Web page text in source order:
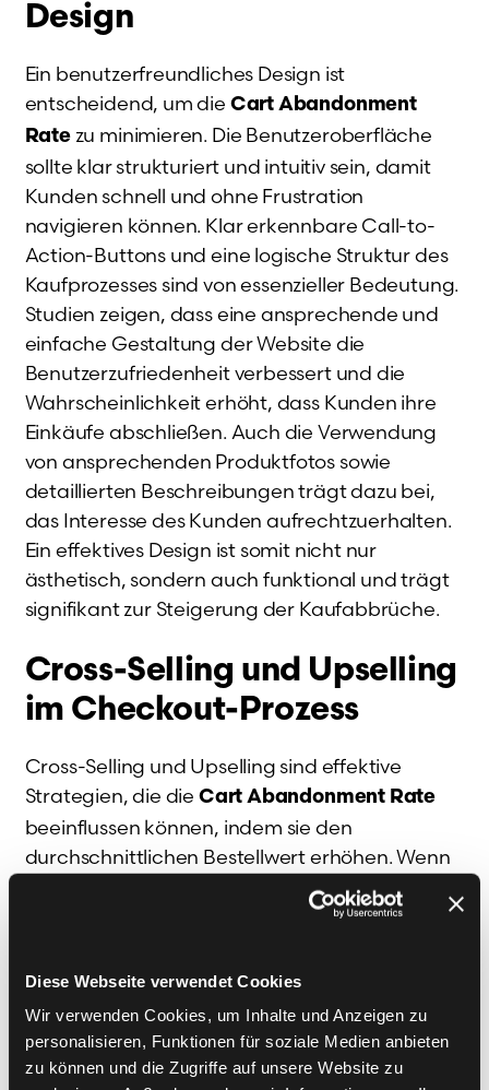
Diese Webseite verwendet Cookies
Wir verwenden Cookies, um Inhalte und Anzeigen zu
personalisieren, Funktionen für soziale Medien anbieten
zu können und die Zugriffe auf unsere Website zu
Design
Ein benutzerfreundliches Design ist
entscheidend, um die Cart Abandonment
Ratezu minimieren. Die Benutzeroberfläche
sollte klar strukturiert und intuitiv sein, damit
Kunden schnell und ohne Frustration
navigieren können. Klar erkennbare Call-to-
Action-Buttons und eine logische Struktur des
Kaufprozesses sind von essenzieller Bedeutung.
Studien zeigen, dass eine ansprechende und
einfache Gestaltung der Website die
Benutzerzufriedenheit verbessert und die
Wahrscheinlichkeit erhöht, dass Kunden ihre
Einkäufe abschließen. Auch die Verwendung
von ansprechenden Produktfotos sowie
detaillierten Beschreibungen trägt dazu bei,
das Interesse des Kunden aufrechtzuerhalten.
Ein effektives Design ist somit nicht nur
ästhetisch, sondern auch funktional und trägt
signifikant zur Steigerung der Kaufabbrüche.
Cross-Selling und Upselling
im Checkout-Prozess
Cross-Selling und Upselling sind effektive
Strategien, die die Cart Abandonment Rate
beeinflussen können, indem sie den
durchschnittlichen Bestellwert erhöhen. Wenn
Kunden im Checkout-Prozess auf verwandte
Produkte oder höherwertige Alternativen
erhöhen, den Kauf abzuschließen. Es ist jedoch
wichtig, diese Angebote so zu gestalten, dass
sie den Bedürfnissen des Kunden entsprechen
und nicht aufdringlich wirken. Eine gezielte